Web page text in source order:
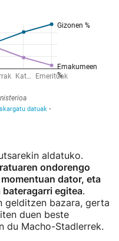
aldatuko.
ondorengo
dator, eta
egitea.
gelditzen bazara, gerta
duen beste
du Macho-Stadlerrek.